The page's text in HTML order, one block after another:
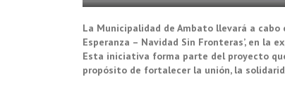
La Municipalidad de Ambato llevará a cabo
Esperanza – Navidad Sin Fronteras’, en la
Esta iniciativa forma parte del proyecto
propósito de fortalecer la unión, la